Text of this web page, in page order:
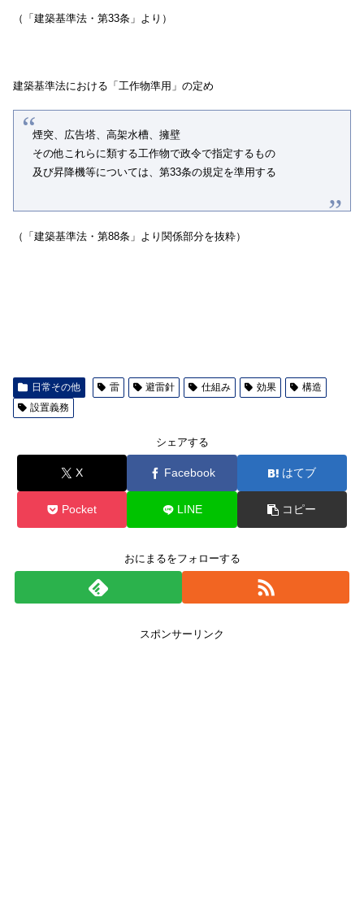
（「建築基準法・第33条」より）
建築基準法における「工作物準用」の定め
煙突、広告塔、高架水槽、擁壁
その他これらに類する工作物で政令で指定するもの
及び昇降機等については、第33条の規定を準用する
（「建築基準法・第88条」より関係部分を抜粋）
日常その他 雷 避雷針 仕組み 効果
構造
設置義務
シェアする
X Facebook はてブ
Pocket LINE コピー
おにまるをフォローする
スポンサーリンク